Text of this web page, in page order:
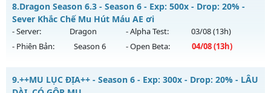
Thể loại: Mu Nguyên bản Webzen
Antihack: Antihack chạy bằng cơm
Mu mới ra tháng 08 2026 - Mở máy chủ
ngày 04/08/2626
Exp: 9999x - Drop: 90%
Thể loại: Mu Bán Đồ Full Trong Shop
8.Dragon Season 6.3 - Season 6 - Exp: 500x - Drop: 20% -
Sever Khắc Chế Mu Hút Máu AE ơi
- Server: Dragon - Alpha Test: 03/08(13h)
- Phiên Bản:
Season 6 - Open Beta: 04/08(13h)
9.++MU LỤC ĐỊA++ - Season 6 - Exp: 300x - Drop: 20% - LÂU